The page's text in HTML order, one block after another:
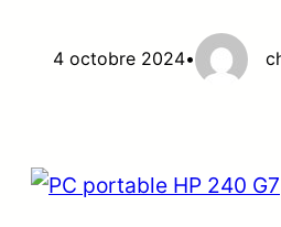
4 octobre 2024•